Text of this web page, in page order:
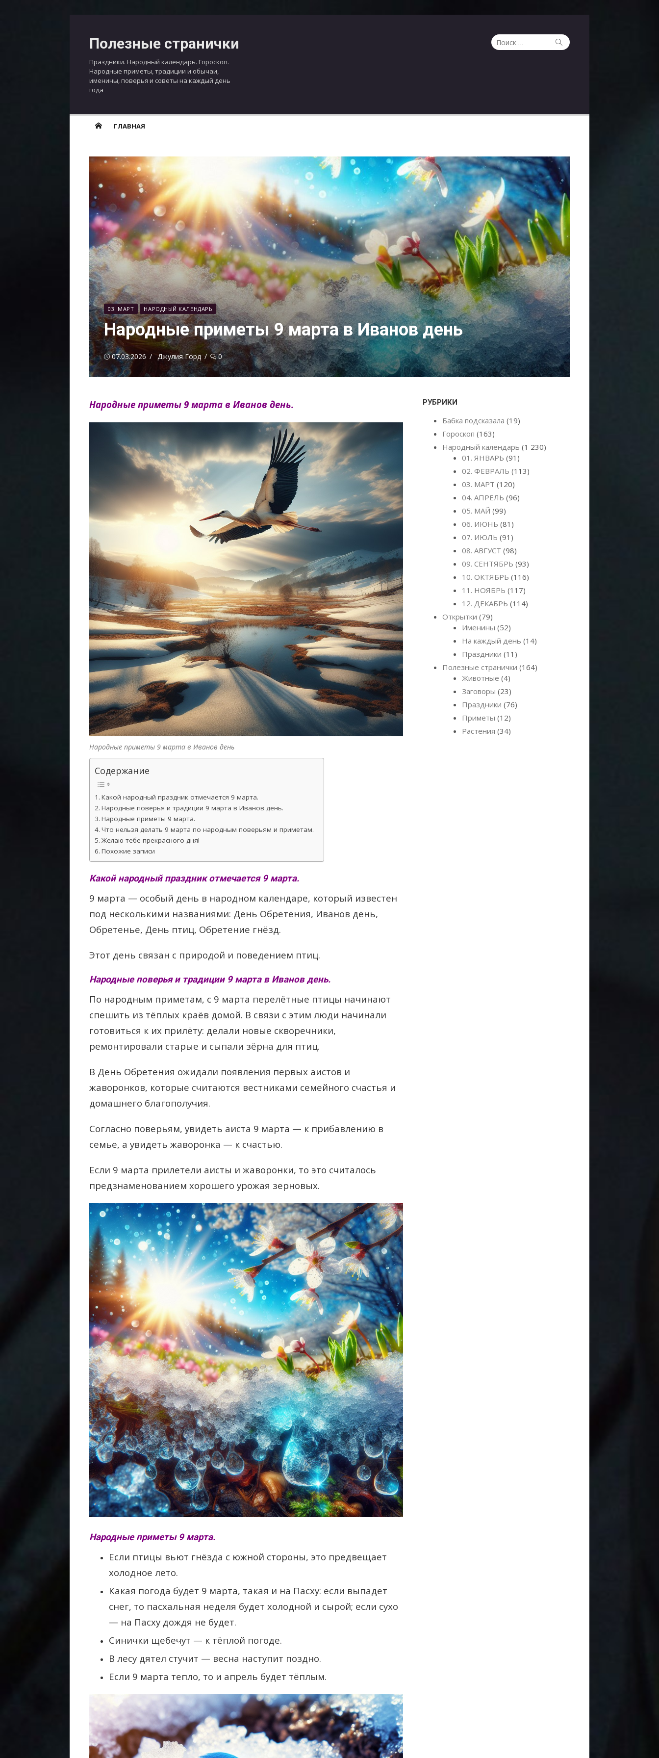
Полезные странички
Праздники. Народный календарь. Гороскоп.
Народные приметы, традиции и обычаи,
именины, поверья и советы на каждый день
года
Поиск
по:
Поиск
ГЛАВНАЯ
03. МАРТ НАРОДНЫЙ КАЛЕНДАРЬ
Народные приметы 9 марта в Иванов день
Опубликовано
07.03.2026 Автор
Джулия Горд 0
Народные приметы 9 марта в Иванов день.
Народные приметы 9 марта в Иванов день
Содержание
Какой народный праздник отмечается 9 марта.
Народные поверья и традиции 9 марта в Иванов день.
Народные приметы 9 марта.
Что нельзя делать 9 марта по народным поверьям и приметам.
Желаю тебе прекрасного дня!
Похожие записи
Какой народный праздник отмечается 9 марта.
9 марта — особый день в народном календаре, который известен
под несколькими названиями: День Обретения, Иванов день,
Обретенье, День птиц, Обретение гнёзд.
Этот день связан с природой и поведением птиц.
Народные поверья и традиции 9 марта в Иванов день.
По народным приметам, с 9 марта перелётные птицы начинают
спешить из тёплых краёв домой. В связи с этим люди начинали
готовиться к их прилёту: делали новые скворечники,
ремонтировали старые и сыпали зёрна для птиц.
В День Обретения ожидали появления первых аистов и
жаворонков, которые считаются вестниками семейного счастья и
домашнего благополучия.
Согласно поверьям, увидеть аиста 9 марта — к прибавлению в
семье, а увидеть жаворонка — к счастью.
Если 9 марта прилетели аисты и жаворонки, то это считалось
предзнаменованием хорошего урожая зерновых.
Народные приметы 9 марта.
Если птицы вьют гнёзда с южной стороны, это предвещает
холодное лето.
Какая погода будет 9 марта, такая и на Пасху: если выпадет
снег, то пасхальная неделя будет холодной и сырой; если сухо
— на Пасху дождя не будет.
Синички щебечут — к тёплой погоде.
В лесу дятел стучит — весна наступит поздно.
Если 9 марта тепло, то и апрель будет тёплым.
РУБРИКИ
Бабка подсказала (19)
Гороскоп (163)
Народный календарь (1 230)
01. ЯНВАРЬ (91)
02. ФЕВРАЛЬ (113)
03. МАРТ (120)
04. АПРЕЛЬ (96)
05. МАЙ (99)
06. ИЮНЬ (81)
07. ИЮЛЬ (91)
08. АВГУСТ (98)
09. СЕНТЯБРЬ (93)
10. ОКТЯБРЬ (116)
11. НОЯБРЬ (117)
12. ДЕКАБРЬ (114)
Открытки (79)
Именины (52)
На каждый день (14)
Праздники (11)
Полезные странички (164)
Животные (4)
Заговоры (23)
Праздники (76)
Приметы (12)
Растения (34)